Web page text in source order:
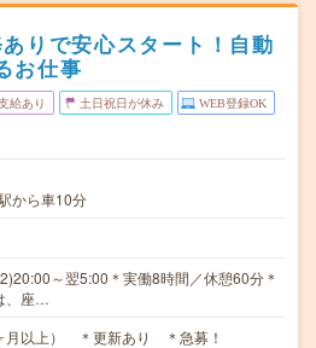
ありで安心スタート！自動
お仕事
給あり 土日祝日が休み WEB登録OK
から車10分
～翌5:00＊実働8時間／休憩60分＊
、座…
月以上） ＊更新あり ＊急募！